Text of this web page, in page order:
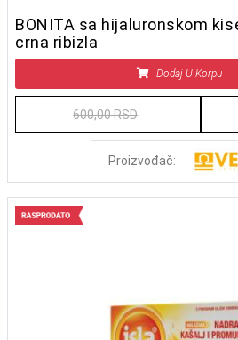
BONITA sa hijaluronskom
crna ribizla
Dodaj U Korpu
600,00 RSD
Proizvođač: